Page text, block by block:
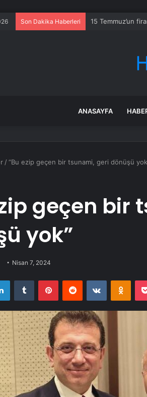
Son Dakika Haberleri 15 Temmuz’un
ANASAYFA
/“Bu ezip geçen bir tsunami, geri dönüşü
geçen bir
yok”
Nisan 7, 2024
LinkedInTumblr PinterestReddit VKontakte